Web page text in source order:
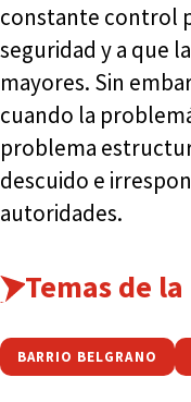
constante control
seguridad y a que
mayores. Sin
cuando la
problema
descuido e
autoridades.
Temas de
BARRIO BELGRANO